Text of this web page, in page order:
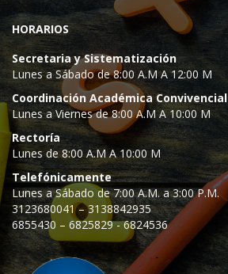
HORARIOS
Secretaria y Sistematización
Lunes a Sábado de 8:00 A.M A 12:00 M
Coordinación Académica Convivencial
Lunes a Viernes de 8:00 A.M A 10:00 M
Rectoría
Lunes de 8:00 A.M A 10:00 M
Telefónicamente
Lunes a Sábado de 7:00 A.M. a 3:00 P.M.
3123680041 – 3138842935
6855430 – 6825829 - 6824536